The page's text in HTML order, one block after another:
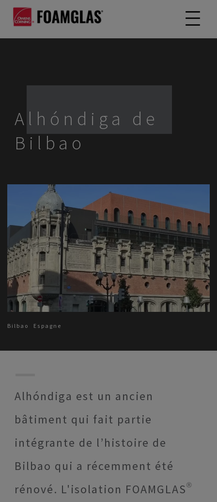
Alhóndiga de
Bilbao
Bilbao Espagne
Alhóndiga est un ancien
bâtiment qui fait partie
intégrante de l’histoire de
Bilbao qui a récemment été
rénové. L'isolation FOAMGLAS®